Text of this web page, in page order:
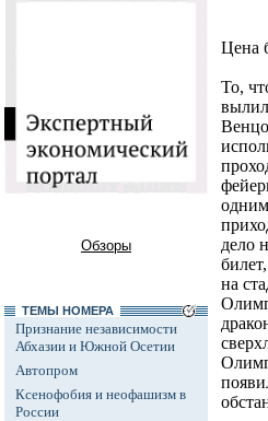
Обзоры
ТЕМЫ НОМЕРА
Признание независимости
Абхазии и Южной Осетии
Автопром
Ксенофобия и неофашизм в
России
Цена
То,
дело
на